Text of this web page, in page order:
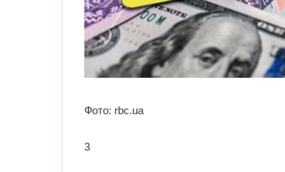
Фото: rbc.ua
3